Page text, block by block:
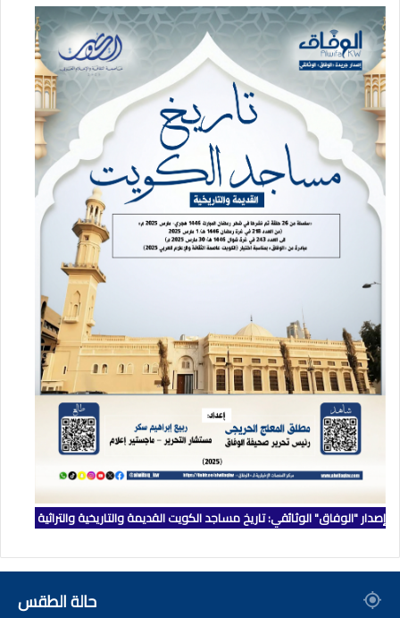
إصدار "الوفاق" الوثائقي: تاريخ مساجد الكويت القديمة والتاريخية والتراثية
حالة الطقس